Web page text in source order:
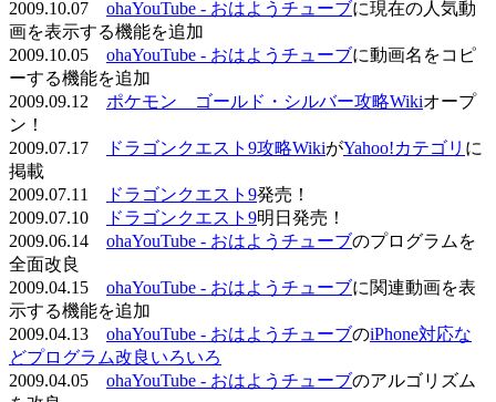
2009.10.07 ohaYouTube - おはようチューブに現在の人気動
画を表示する機能を追加
2009.10.05 ohaYouTube - おはようチューブに動画名をコピ
ーする機能を追加
2009.09.12 ポケモン ゴールド・シルバー攻略Wikiオープ
ン！
2009.07.17
ドラゴンクエスト9攻略WikiがYahoo!カテゴリ に
掲載
2009.07.11
ドラゴンクエスト9発売！
2009.07.10
ドラゴンクエスト9明日発売！
2009.06.14 ohaYouTube - おはようチューブのプログラムを
全面改良
2009.04.15 ohaYouTube - おはようチューブに関連動画を表
示する機能を追加
2009.04.13 ohaYouTube - おはようチューブのiPhone対応な
どプログラム改良いろいろ
2009.04.05 ohaYouTube - おはようチューブのアルゴリズム